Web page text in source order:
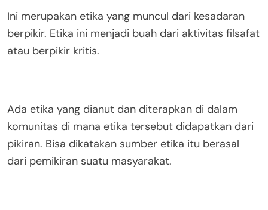
Ini merupakan etika yang muncul dari kesadaran
berpikir. Etika ini menjadi buah dari aktivitas filsafat
atau berpikir kritis.
Ada etika yang dianut dan diterapkan di dalam
komunitas di mana etika tersebut didapatkan dari
pikiran. Bisa dikatakan sumber etika itu berasal
dari pemikiran suatu masyarakat.